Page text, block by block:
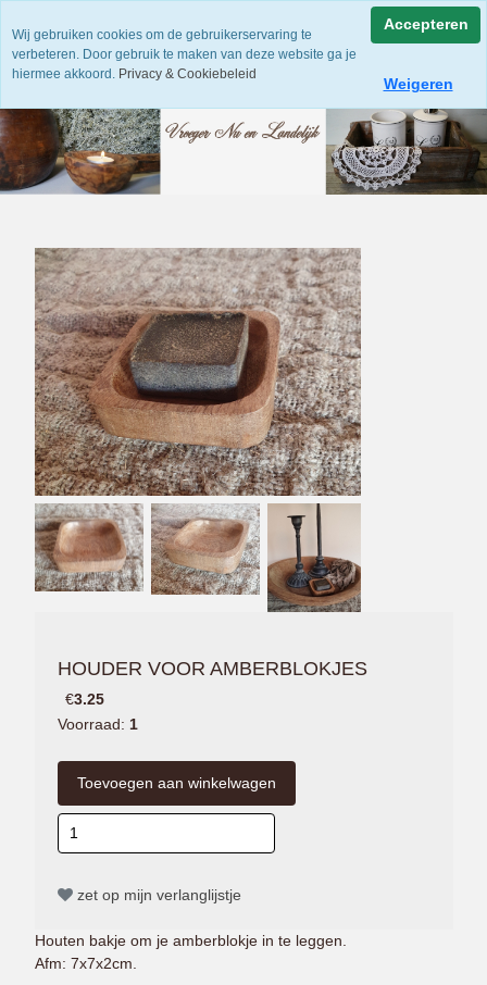
HOUDER VOOR AMBERBLOKJES
€3.25
Voorraad: 1
zet op mijn verlanglijstje
Houten bakje om je amberblokje in te leggen.
Afm: 7x7x2cm.
Wij gebruiken cookies om de gebruikerservaring te
verbeteren. Door gebruik te maken van deze website ga je
hiermee akkoord. Privacy & Cookiebeleid
Accepteren
Weigeren